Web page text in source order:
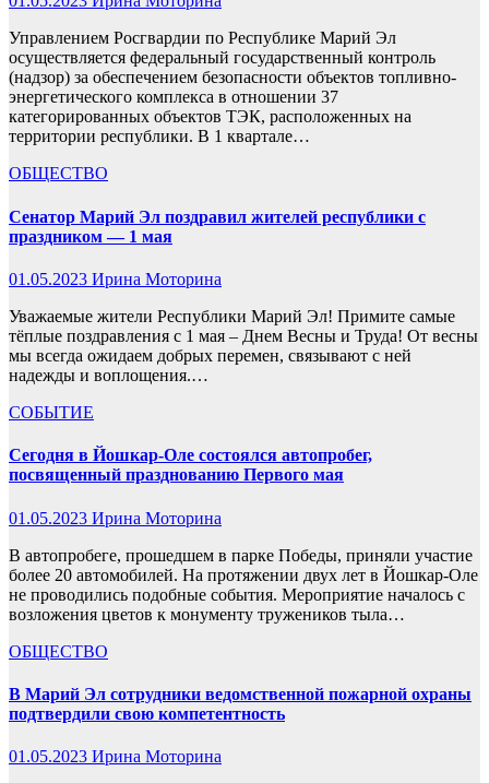
Управлением Росгвардии по Республике Марий Эл
осуществляется федеральный государственный контроль
(надзор) за обеспечением безопасности объектов топливно-
энергетического комплекса в отношении 37
категорированных объектов ТЭК, расположенных на
территории республики. В 1 квартале…
ОБЩЕСТВО
Сенатор Марий Эл поздравил жителей республики с
праздником — 1 мая
01.05.2023 Ирина Моторина
Уважаемые жители Республики Марий Эл! Примите самые
тёплые поздравления с 1 мая – Днем Весны и Труда! От весны
мы всегда ожидаем добрых перемен, связывают с ней
надежды и воплощения.…
СОБЫТИЕ
Сегодня в Йошкар-Оле состоялся автопробег,
посвященный празднованию Первого мая
01.05.2023 Ирина Моторина
В автопробеге, прошедшем в парке Победы, приняли участие
более 20 автомобилей. На протяжении двух лет в Йошкар-Оле
не проводились подобные события. Мероприятие началось с
возложения цветов к монументу тружеников тыла…
ОБЩЕСТВО
В Марий Эл сотрудники ведомственной пожарной охраны
подтвердили свою компетентность
01.05.2023 Ирина Моторина